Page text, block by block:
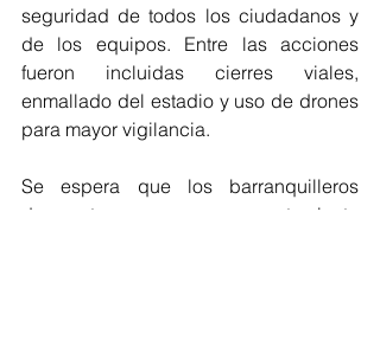
seguridad de todos los ciudadanos y
de los equipos. Entre las acciones
fueron incluidas cierres viales,
enmallado del estadio y uso de drones
para mayor vigilancia.
Se espera que los barranquilleros
demuestren un comportamiento